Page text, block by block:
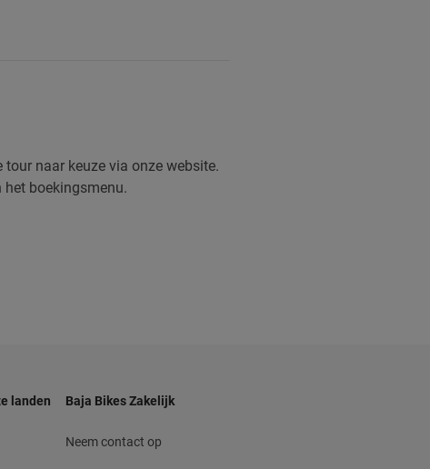
naar keuze via onze website.
het boekingsmenu.
landen Baja Bikes Zakelijk
Neem contact op